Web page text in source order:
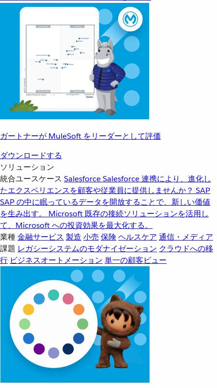
ガートナーが MuleSoft をリーダーとして評価
ダウンロードする
ソリューション
統合ユースケース SalesforceSalesforce 連携により、進化し
たエクスペリエンスを顧客や従業員に提供しませんか？ SAP
SAP の中に眠っているデータを開放することで、新しい価値
を生み出す。
Microsoft 既存の接続ソリューションを活用し
て、Microsoft への投資効果を最大化する。
業種金融サービス 製造 小売 保険 ヘルスケア 通信・メディア
課題 レガシーシステムのモダナイゼーション クラウドへの移
行 ビジネスオートメーション 単一の顧客ビュー